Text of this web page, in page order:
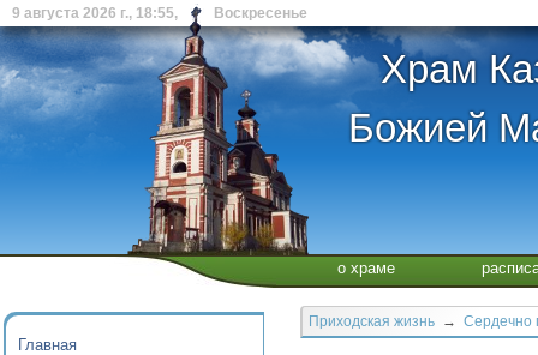
9 августа 2026 г., 18:55, Воскресенье
Храм
Божией
о храме
Главная
Приходская жизнь → Сердечно